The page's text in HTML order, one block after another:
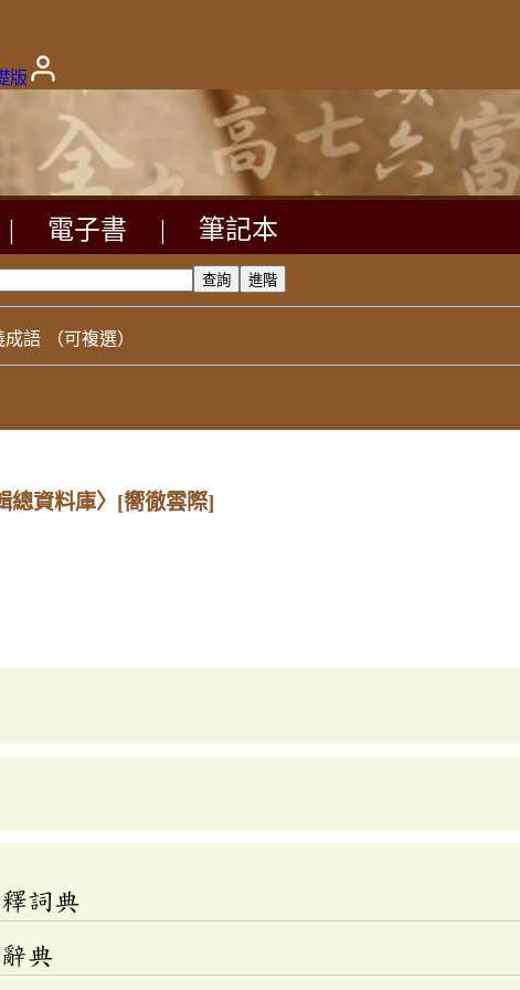
版
電子書 筆記本
成語 （可複選）
資料庫〉 [嚮徹雲際]
詞典
典